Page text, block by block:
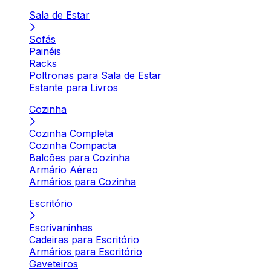
Sala de Estar
Sofás
Painéis
Racks
Poltronas para Sala de Estar
Estante para Livros
Cozinha
Cozinha Completa
Cozinha Compacta
Balcões para Cozinha
Armário Aéreo
Armários para Cozinha
Escritório
Escrivaninhas
Cadeiras para Escritório
Armários para Escritório
Gaveteiros